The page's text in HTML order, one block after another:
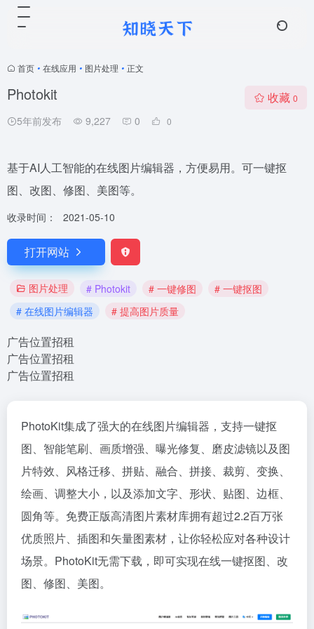
首页 • 在线应用 • 图片处理 • 正文
Photokit
5年前发布 9,227 0 0
收藏 0
基于AI人工智能的在线图片编辑器，方便易用。可一键抠
图、改图、修图、美图等。
收录时间： 2021-05-10
打开网站
图片处理 # Photokit # 一键修图
# 一键抠图
# 在线图片编辑器
# 提高图片质量
广告位置招租
广告位置招租
广告位置招租
PhotoKit集成了强大的在线图片编辑器，支持一键抠
图、智能笔刷、画质增强、曝光修复、磨皮滤镜以及图
片特效、风格迁移、拼贴、融合、拼接、裁剪、变换、
绘画、调整大小，以及添加文字、形状、贴图、边框、
圆角等。免费正版高清图片素材库拥有超过2.2百万张
优质照片、插图和矢量图素材，让你轻松应对各种设计
场景。PhotoKit无需下载，即可实现在线一键抠图、改
图、修图、美图。